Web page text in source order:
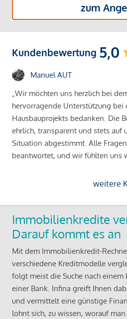
zum
Kundenbewertung 5,0
Manuel AUT
„Wir möchten uns herzlich bei
hervorragende Unterstützung bei
Hausbauprojekts bedanken. Die
ehrlich, transparent und stets auf
Situation abgestimmt. Alle
beantwortet, und wir fühlten uns
weitere
Immobilienkredite
Darauf kommt es an
Mit dem Immobilienkredit-
verschiedene Kreditmodelle
folgt meist die Suche nach
einer Bank. Infina greift Ihnen
und vermittelt eine günstige
lohnt sich, zu wissen, worauf